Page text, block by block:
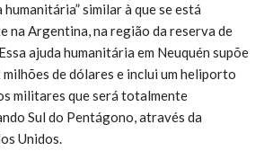
humanitária” similar à que se está
na Argentina, na região da reserva de
ajuda humanitária em Neuquén supõe
de dólares e inclui um heliporto
militares que será totalmente
Sul do Pentágono, através da
Unidos.